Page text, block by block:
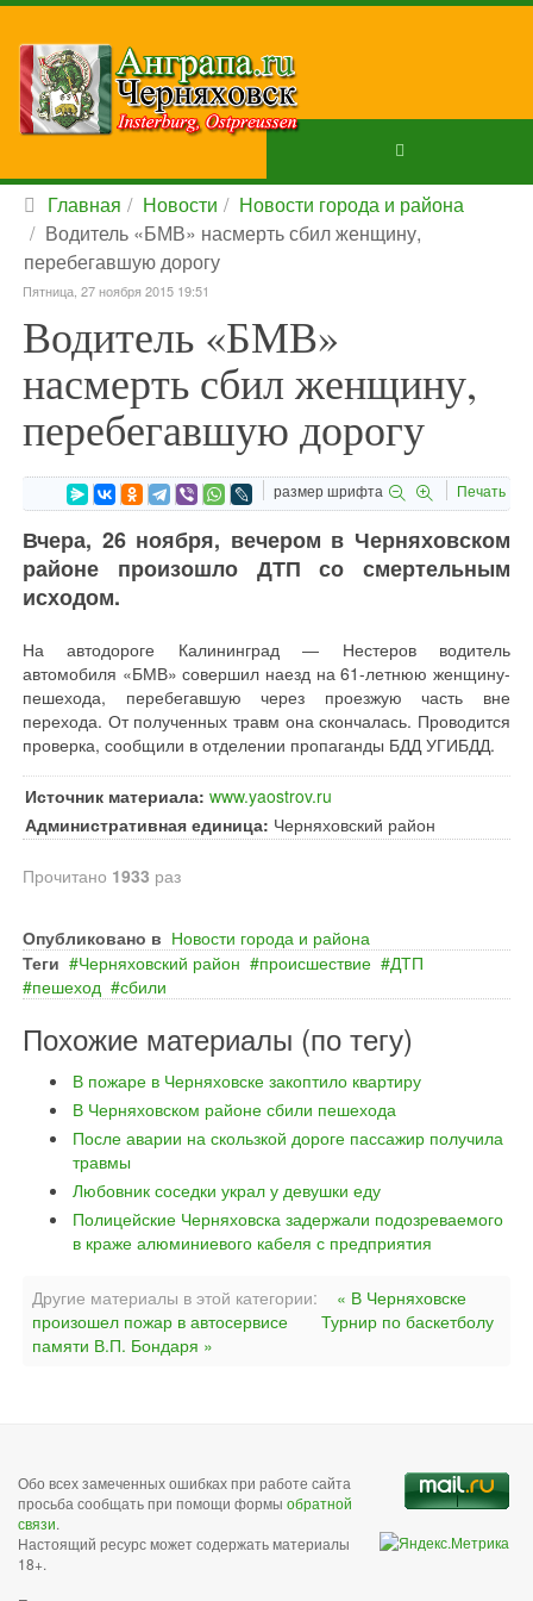
Главная Новости
Новости города и района
Водитель «БМВ» насмерть сбил женщину,
перебегавшую дорогу
Пятница, 27 ноября 2015 19:51
Водитель «БМВ»
насмерть сбил женщину,
перебегавшую дорогу
размер шрифта Печать
Вчера, 26 ноября, вечером в Черняховском
районе произошло ДТП со смертельным
исходом.
На автодороге Калининград ― Нестеров водитель
автомобиля «БМВ» совершил наезд на 61-летнюю женщину-
пешехода, перебегавшую через проезжую часть вне
перехода. От полученных травм она скончалась. Проводится
проверка, сообщили в отделении пропаганды БДД УГИБДД.
Источник материала: www.yaostrov.ru
Административная единица: Черняховский район
Прочитано 1933 раз
Опубликовано в Новости города и района
Теги
Черняховский район происшествие
ДТП
пешеход
сбили
Похожие материалы (по тегу)
В пожаре в Черняховске закоптило квартиру
В Черняховском районе сбили пешехода
После аварии на скользкой дороге пассажир получила
травмы
Любовник соседки украл у девушки еду
Полицейские Черняховска задержали подозреваемого
в краже алюминиевого кабеля с предприятия
Другие материалы в этой категории:
« В Черняховске
произошел пожар в автосервисе
Турнир по баскетболу
памяти В.П. Бондаря »
Обо всех замеченных ошибках при работе сайта
просьба сообщать при помощи формы обратной
связи.
Настоящий ресурс может содержать материалы
18+.